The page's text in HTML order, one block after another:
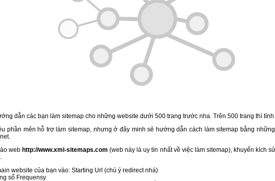
dẫn các bạn làm sitemap cho những website dưới 500 trang trước nha. Trên 500 trang thì tính
phần mên hỗ trợ làm sitemap, nhưng ở đây minh sẻ hướng dẫn cách làm sitemap bằng
web http://www.xml-sitemaps.com (web này là uy tín nhất về việc làm sitemap), khuyến kích
website của bạn vào: Starting Url (chú ý redirect nhá)
số Frequensy